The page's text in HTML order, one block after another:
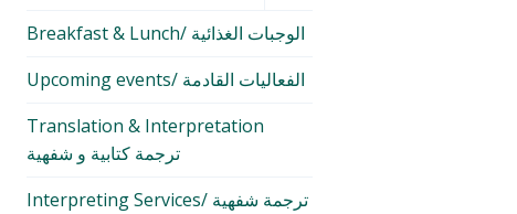
Breakfast & Lunch/ الوجبات الغذائية
Upcoming events/ الفعاليات القادمة
Translation & Interpretation
ترجمة كتابية و شفهية
Interpreting Services/ ترجمة شفهية